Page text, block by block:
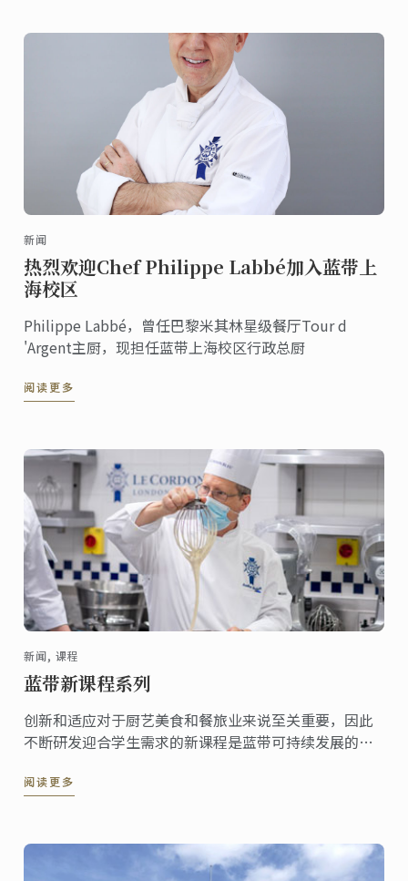
新闻
热烈欢迎Chef Philippe Labbé加入蓝带上
海校区
Philippe Labbé，曾任巴黎米其林星级餐厅Tour d
'Argent主厨，现担任蓝带上海校区行政总厨
阅读更多
新闻, 课程
蓝带新课程系列
创新和适应对于厨艺美食和餐旅业来说至关重要，因此
不断研发迎合学生需求的新课程是蓝带可持续发展的核
程。
阅读更多